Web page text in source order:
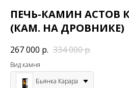
ПЕЧЬ-КАМИН АСТОВ
(КАМ. НА ДРОВНИКЕ)
267 000 р. 334 000р.
Вид камня
Бьянка Карара